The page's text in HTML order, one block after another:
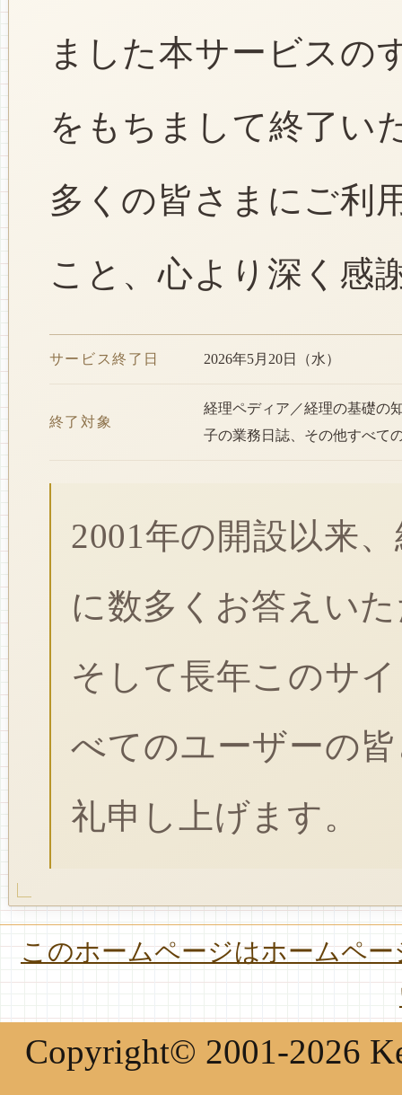
ました本サービスの
をもちまして終了い
多くの皆さまにご利
こと、心より深く感
サービス終了日 2026年5月20日（水）
終了対象
経理ペディア／経理の基礎の
子の業務日誌、その他すべて
2001年の開設以来
に数多くお答えい
そして長年このサ
べてのユーザーの
礼申し上げます。
このホームページはホームペ
Copyright© 2001-2026